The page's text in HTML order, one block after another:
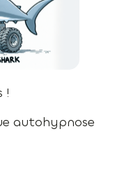
!
autohypnose